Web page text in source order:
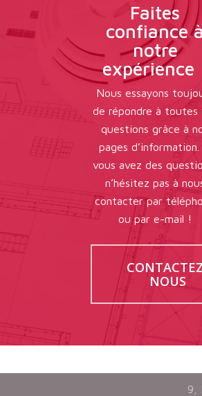
Faites
confiance à
notre
expérience
Nous essayons
de répondre à toutes
questions grâce à
pages d’information.
vous avez des
n’hésitez pas à
contacter par
ou par e-mail !
NOUS
9,